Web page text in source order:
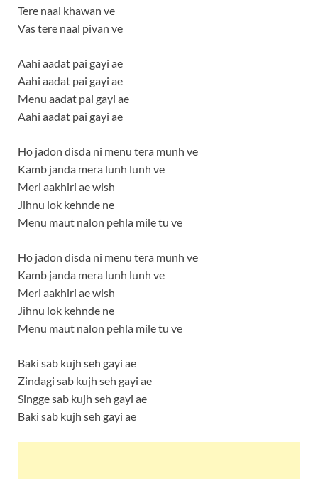
Tere naal khawan ve
Vas tere naal pivan ve
Aahi aadat pai gayi ae
Aahi aadat pai gayi ae
Menu aadat pai gayi ae
Aahi aadat pai gayi ae
Ho jadon disda ni menu tera munh ve
Kamb janda mera lunh lunh ve
Meri aakhiri ae wish
Jihnu lok kehnde ne
Menu maut nalon pehla mile tu ve
Ho jadon disda ni menu tera munh ve
Kamb janda mera lunh lunh ve
Meri aakhiri ae wish
Jihnu lok kehnde ne
Menu maut nalon pehla mile tu ve
Baki sab kujh seh gayi ae
Zindagi sab kujh seh gayi ae
Singge sab kujh seh gayi ae
Baki sab kujh seh gayi ae